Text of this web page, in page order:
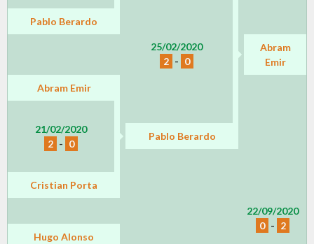
25/02/2020
2 - 0
Pablo Berardo
Abram
Emir
Abram Emir
22/09/2020
0 - 2
21/02/2020
2 - 0
Pablo Berardo
Cristian Porta
Hugo Alonso